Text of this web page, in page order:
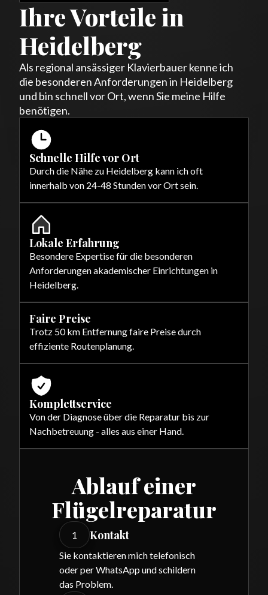
Ihre Vorteile in
Heidelberg
Als regional ansässiger Klavierbauer kenne ich
die besonderen Anforderungen in Heidelberg
und bin schnell vor Ort, wenn Sie meine Hilfe
benötigen.
Schnelle Hilfe vor Ort
Durch die Nähe zu Heidelberg kann ich oft
innerhalb von 24-48 Stunden vor Ort sein.
Lokale Erfahrung
Besondere Expertise für die besonderen
Anforderungen akademischer Einrichtungen in
Heidelberg.
Faire Preise
Trotz 50 km Entfernung faire Preise durch
effiziente Routenplanung.
Komplettservice
Von der Diagnose über die Reparatur bis zur
Nachbetreuung - alles aus einer Hand.
Ablauf einer
Flügelreparatur
1 Kontakt
Sie kontaktieren mich telefonisch
oder per WhatsApp und schildern
das Problem.